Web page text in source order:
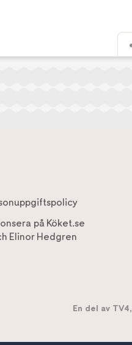
på Köket.se
Elinor Hedgren
En del av TV4,